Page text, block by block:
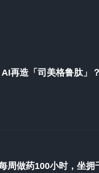
再造「司美格鲁肽」
周做药100小时，坐拥